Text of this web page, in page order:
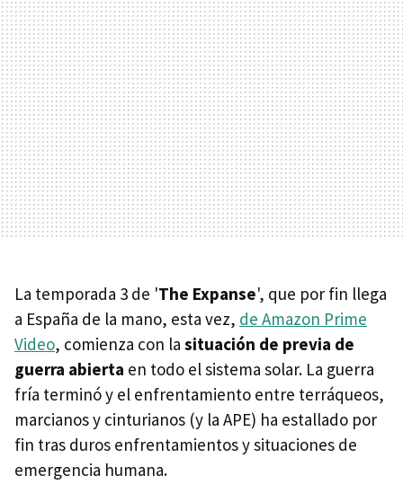
La temporada 3 de 'The Expanse', que por fin llega
a España de la mano, esta vez, de Amazon Prime
Video, comienza con la situación de previa de
guerra abierta en todo el sistema solar. La guerra
fría terminó y el enfrentamiento entre terráqueos,
marcianos y cinturianos (y la APE) ha estallado por
fin tras duros enfrentamientos y situaciones de
emergencia humana.